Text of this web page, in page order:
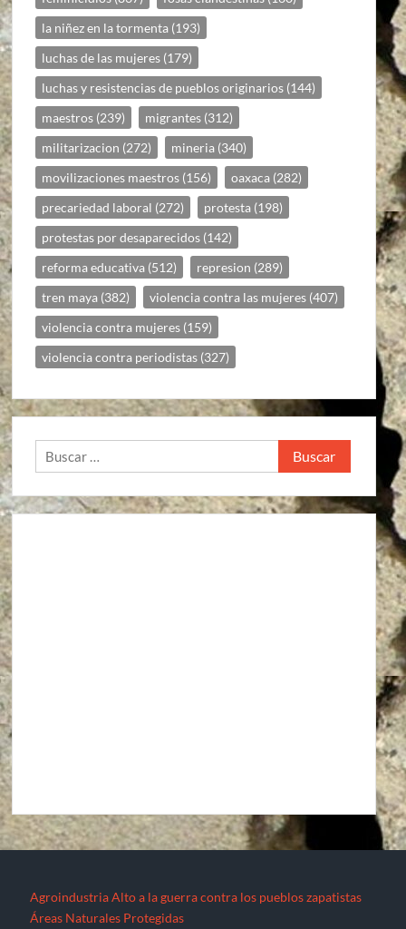
la niñez en la tormenta (193)
luchas de las mujeres (179)
luchas y resistencias de pueblos originarios (144)
maestros (239) migrantes (312)
militarizacion (272) mineria (340)
movilizaciones maestros (156) oaxaca (282)
precariedad laboral (272) protesta (198)
protestas por desaparecidos (142)
reforma educativa (512) represion (289)
tren maya (382) violencia contra las mujeres (407)
violencia contra mujeres (159)
violencia contra periodistas (327)
Buscar:
Agroindustria Alto a la guerra contra los pueblos zapatistas
Áreas Naturales Protegidas